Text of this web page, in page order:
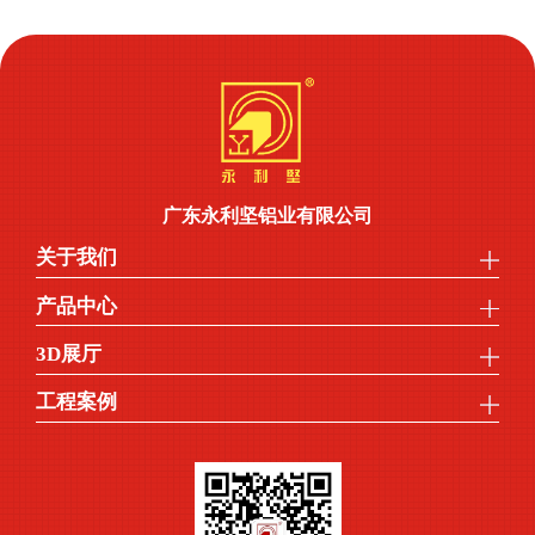
广东永利坚铝业有限公司
关于我们
产品中心
3D展厅
工程案例